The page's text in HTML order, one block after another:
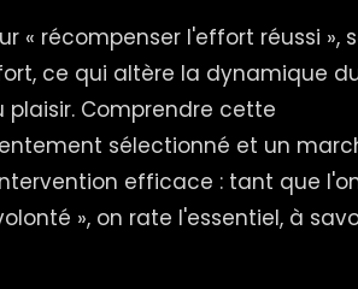
« récompenser l'effort réussi »,
ce qui altère la dynamique
Comprendre cette
sélectionné et un
efficace : tant que
», on rate l'essentiel, à